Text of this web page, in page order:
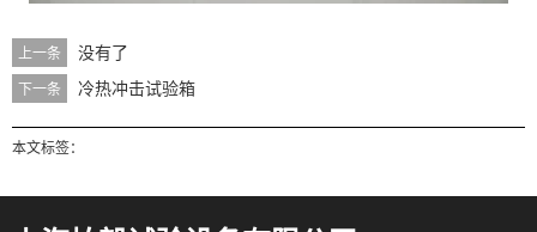
上一条 没有了
下一条 冷热冲击试验箱
本文标签：